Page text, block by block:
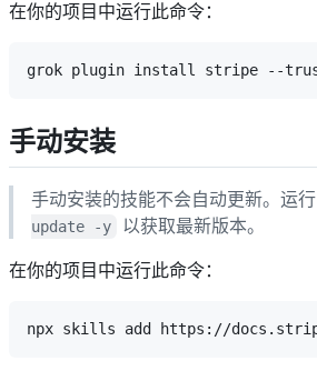
在你的项目中运行此命令：
手动安装
手动安装的技能不会自动更新。运行
update -y
以获取最新版本。
在你的项目中运行此命令：